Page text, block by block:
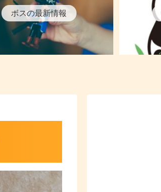
ボスの最新情報